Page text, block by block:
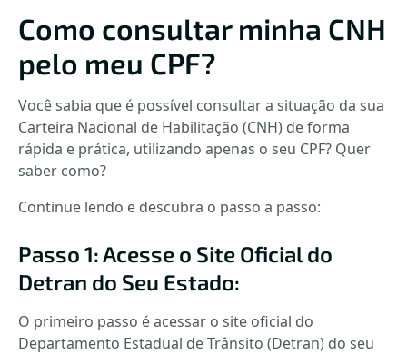
Como consultar minha CNH
pelo meu CPF?
Você sabia que é possível consultar a situação da sua
Carteira Nacional de Habilitação (CNH) de forma
rápida e prática, utilizando apenas o seu CPF? Quer
saber como?
Continue lendo e descubra o passo a passo:
Passo 1: Acesse o Site Oficial do
Detran do Seu Estado:
O primeiro passo é acessar o site oficial do
Departamento Estadual de Trânsito (Detran) do seu